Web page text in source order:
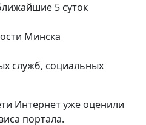
5 суток
Минска
служб, социальных
Интернет уже оценили
портала.